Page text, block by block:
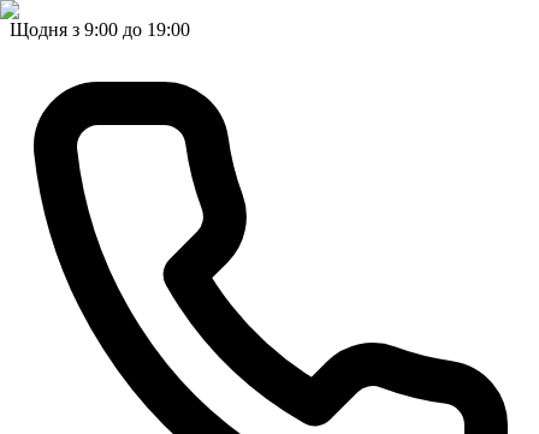
Щодня з 9:00 до 19:00